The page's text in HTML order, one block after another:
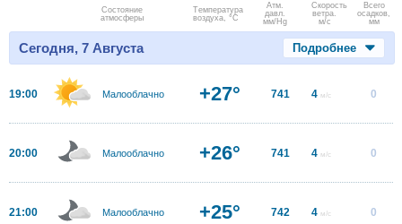
Состояние
атмосферы
Температура
воздуха, °C
Атм.
давл.
мм/Hg
Скорость
ветра.
м/с
Всего
осадков,
мм
Сегодня, 7 Августа Подробнее
19:00 Малооблачно +27° 741 4 м/с 0
20:00 Малооблачно +26° 741 4 м/с 0
21:00 Малооблачно +25° 742 4 м/с 0